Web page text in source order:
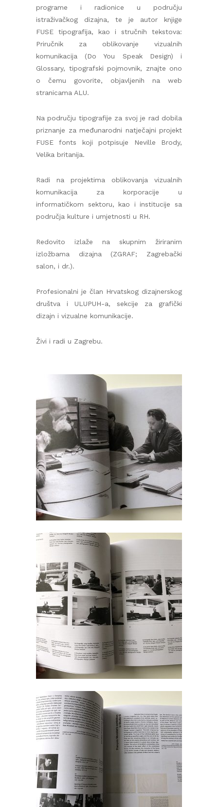
programe i radionice u području
istraživačkog dizajna, te je autor knjige
FUSE tipografija, kao i stručnih tekstova:
Priručnik za oblikovanje vizualnih
komunikacija (Do You Speak Design) i
Glossary, tipografski pojmovnik, znajte ono
o čemu govorite, objavljenih na web
stranicama ALU.
Na području tipografije za svoj je rad dobila
priznanje za međunarodni natječajni projekt
FUSE fonts koji potpisuje Neville Brody,
Velika britanija.
Radi na projektima oblikovanja vizualnih
komunikacija za korporacije u
informatičkom sektoru, kao i institucije sa
područja kulture i umjetnosti u RH.
Redovito izlaže na skupnim žiriranim
izložbama dizajna (ZGRAF; Zagrebački
salon, i dr.).
Profesionalni je član Hrvatskog dizajnerskog
društva i ULUPUH-a, sekcije za grafički
dizajn i vizualne komunikacije.
Živi i radi u Zagrebu.